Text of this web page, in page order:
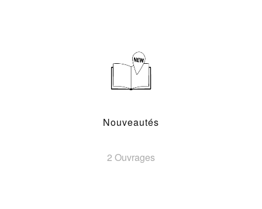
Nouveautés
2 Ouvrages